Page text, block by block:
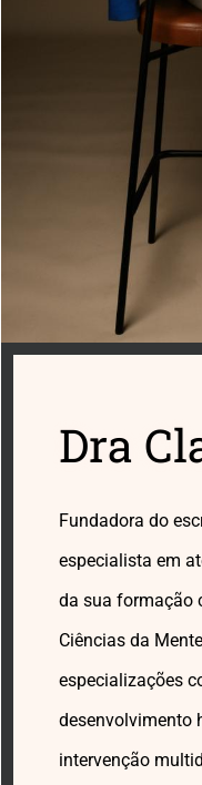
Dra
Fundadora do
especialista em
da sua formação
Ciências da
especializações
desenvolvimento
intervenção